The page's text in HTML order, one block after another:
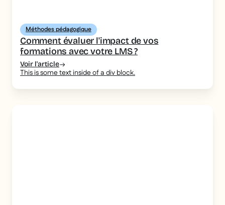
Méthodes pédagogique
Comment évaluer l'impact de vos
formations avec votre LMS ?
Voir l'article
This is some text inside of a div block.